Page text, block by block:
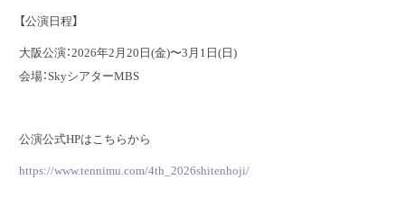
【公演日程】
大阪公演：2026年2月20日(金)〜3月1日(日)
会場：SkyシアターMBS
公演公式HPはこちらから
https://www.tennimu.com/4th_2026shitenhoji/